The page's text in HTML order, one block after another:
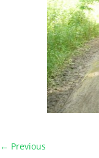
← Previous